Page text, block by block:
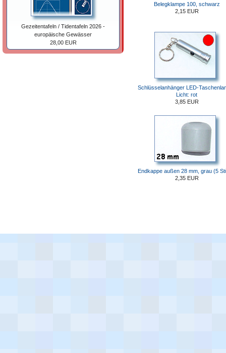
Belegklampe 100, schwarz
2,15 EUR
Schlüsselanhänger LED-
Licht: rot
3,85 EUR
Endkappe außen 28 mm, grau (5
2,35 EUR
Gezeitentafeln / Tidentafeln 2026 -
europäische Gewässer
28,00 EUR